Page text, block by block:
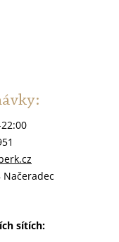
Načeradec
sítích: